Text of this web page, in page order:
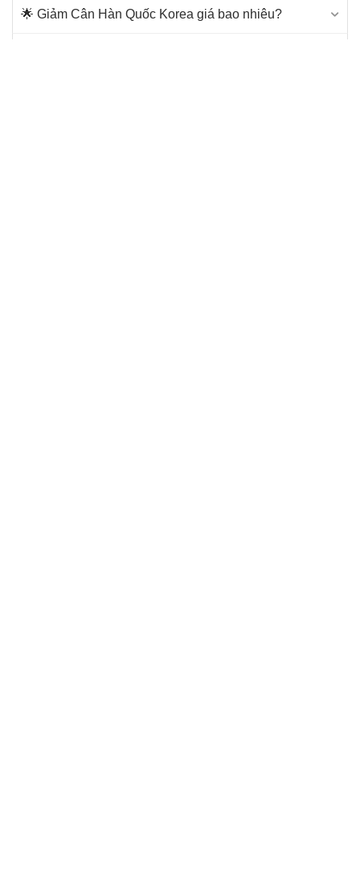
🌟 Giảm Cân Hàn Quốc Korea giá bao nhiêu?